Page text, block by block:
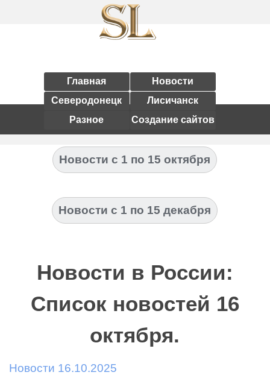
Главная
Новости
Северодонецк
Лисичанск
Разное
Создание сайтов
Новости с 1 по 15 октября
Новости с 1 по 15 декабря
Новости в России:
Список новостей 16
октября.
Новости 16.10.2025